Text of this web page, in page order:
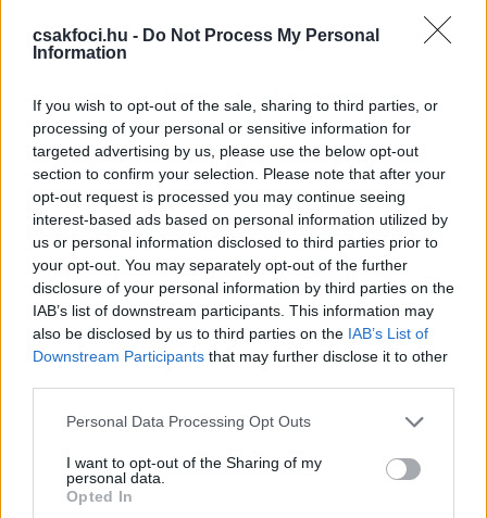
csakfoci.hu - Do Not Process My Personal
Information
If you wish to opt-out of the sale, sharing to third parties, or
processing of your personal or sensitive information for
targeted advertising by us, please use the below opt-out
section to confirm your selection. Please note that after your
opt-out request is processed you may continue seeing
interest-based ads based on personal information utilized by
us or personal information disclosed to third parties prior to
your opt-out. You may separately opt-out of the further
disclosure of your personal information by third parties on the
IAB’s list of downstream participants. This information may
also be disclosed by us to third parties on the IAB’s List of
Downstream Participants that may further disclose it to other
Please note that this website/app uses one or more Google
not limited to your visit or usage behaviour. You may click to
grant or deny consent to Google and its third-party tags to
use your data for below specified purposes in below Google
Personal Data Processing Opt Outs
I want to opt-out of the Sharing of my
personal data.
Opted In
klubnál,Ángelo Sagalé, akit megkereshetnek, hogy a
nyártól írjon alá a santiagói gárdához. A török
szoros chilei válogatott csatár jelenleg a
Ferencvárosnál szerepel kölcsönben, az idény végéig,
ráadásul lejár majd a szerződése török csapatánál is
a portál szerint, így ingyen lehetne majd
megszerezni. Kérdés persze, hogy az FTC igényt tart
majd-e rá a szezont követően is.
Sagal téli átigazolása óta három NB I-es meccsen
kapott szerepet a Ferencvárosban és egy gólpassza
volt eddig. A rutinos játékos 2017-ben hagyta el
hazáját és Mexikó érintésével igazolt Törökországba,
majd Magyarországra.
Olvastad már?